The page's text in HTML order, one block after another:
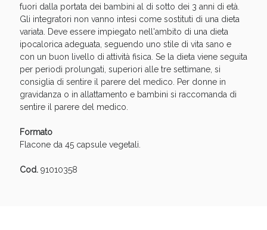
fuori dalla portata dei bambini al di sotto dei 3 anni di età.
Gli integratori non vanno intesi come sostituti di una dieta
variata. Deve essere impiegato nell'ambito di una dieta
ipocalorica adeguata, seguendo uno stile di vita sano e
con un buon livello di attività fisica. Se la dieta viene seguita
per periodi prolungati, superiori alle tre settimane, si
consiglia di sentire il parere del medico. Per donne in
gravidanza o in allattamento e bambini si raccomanda di
sentire il parere del medico.
Formato
Flacone da 45 capsule vegetali.
Cod.91010358
Vie Urinarie e Prostata: Sconti fino al 45% oggi!